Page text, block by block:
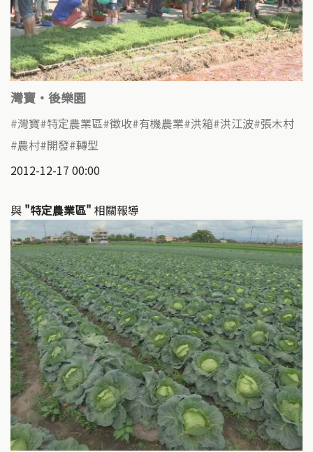
灣寶‧後樂園
灣寶 特定農業區 徵收 有機農業 洪箱 洪江波 張木村
農村 開發 轉型
2012-12-17 00:00
與 "特定農業區" 相關報導